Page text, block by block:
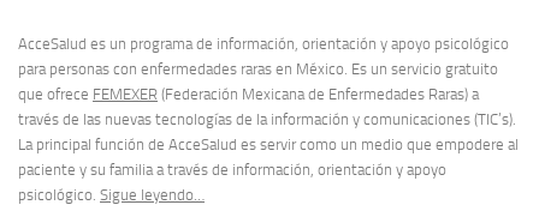
AcceSalud es un programa de información, orientación y apoyo psicológico
para personas con enfermedades raras en México. Es un servicio gratuito
que ofrece FEMEXER (Federación Mexicana de Enfermedades Raras) a
través de las nuevas tecnologías de la información y comunicaciones (TIC’s).
La principal función de AcceSalud es servir como un medio que empodere al
paciente y su familia a través de información, orientación y apoyo
psicológico. Sigue leyendo…